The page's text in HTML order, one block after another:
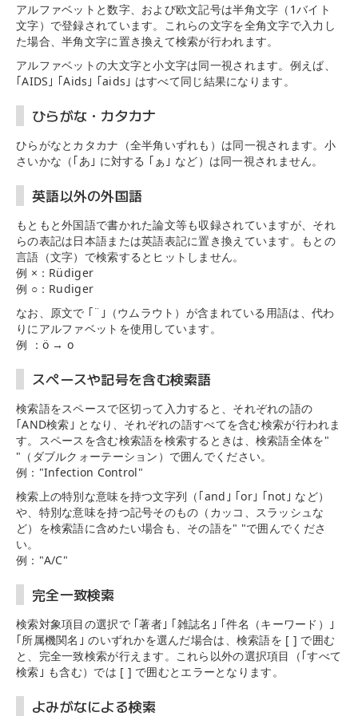
アルファベットと数字、および欧文記号は半角文字（1バイト
文字）で登録されています。これらの文字を全角文字で入力し
た場合、半角文字に置き換えて検索が行われます。
アルファベットの大文字と小文字は同一視されます。例えば、
｢AIDS｣ ｢Aids｣ ｢aids｣ はすべて同じ結果になります。
ひらがな・カタカナ
ひらがなとカタカナ（全半角いずれも）は同一視されます。小
さいかな（｢あ｣ に対する ｢ぁ｣ など）は同一視されません。
英語以外の外国語
もともと外国語で書かれた論文等も収録されていますが、それ
らの表記は日本語または英語表記に置き換えています。もとの
言語（文字）で検索するとヒットしません。
例 ×：Rüdiger
例 ○：Rudiger
なお、原文で ｢¨｣（ウムラウト）が含まれている用語は、代わ
りにアルファベットを使用しています。
例 ：ö → o
スペースや記号を含む検索語
検索語をスペースで区切って入力すると、それぞれの語の
｢AND検索｣ となり、それぞれの語すべてを含む検索が行われま
す。スペースを含む検索語を検索するときは、検索語全体を"
"（ダブルクォーテーション）で囲んでください。
例："Infection Control"
検索上の特別な意味を持つ文字列（｢and｣ ｢or｣ ｢not｣ など）
や、特別な意味を持つ記号そのもの（カッコ、スラッシュな
ど）を検索語に含めたい場合も、その語を" "で囲んでくださ
い。
例："A/C"
完全一致検索
検索対象項目の選択で ｢著者｣ ｢雑誌名｣ ｢件名（キーワード）｣
｢所属機関名｣ のいずれかを選んだ場合は、検索語を [ ] で囲む
と、完全一致検索が行えます。これら以外の選択項目（｢すべて
検索｣ も含む）では [ ] で囲むとエラーとなります。
よみがなによる検索